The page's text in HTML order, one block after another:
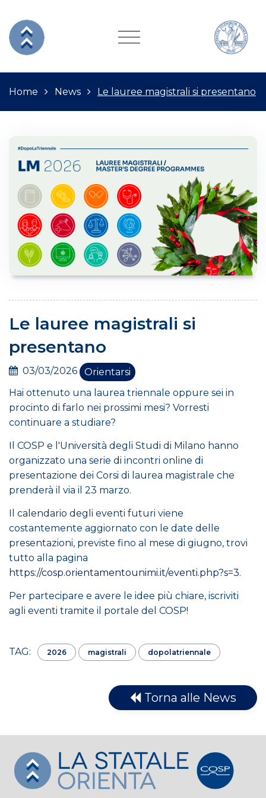
Home News Le lauree magistrali si presentano
Le lauree magistrali si
presentano
03/03/2026
Orientarsi
Hai ottenuto una laurea triennale oppure sei in
procinto di farlo nei prossimi mesi? Vorresti
continuare a studiare?
Il COSP e l'Università degli Studi di Milano hanno
organizzato una serie di incontri online di
presentazione dei Corsi di laurea magistrale che
prenderà il via il 23 marzo.
Il calendario degli eventi futuri viene
costantemente aggiornato con le date delle
presentazioni, previste fino al mese di giugno, trovi
tutto alla pagina
https://cosp.orientamentounimi.it/eventi.php?s=3.
Per partecipare e avere le idee più chiare, iscriviti
agli eventi tramite il portale del COSP!
TAG: 2026 magistrali dopolatriennale
Torna alle News